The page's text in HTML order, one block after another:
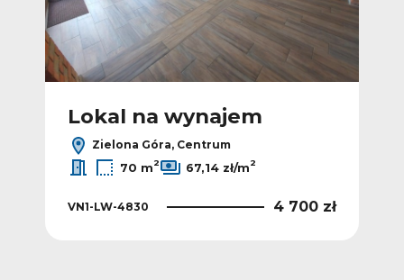
Lokal na wynajem
Zielona Góra, Centrum
70 m2 67,14 zł/m2
VN1-LW-4830 4 700 zł